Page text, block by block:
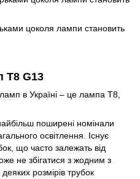
цоколя лампи становить
Т8 G13
в Україні – це лампа Т8,
поширені номінали
освітлення. Існує
що часто залежать від
не збігатися з жодним з
розмірів трубок